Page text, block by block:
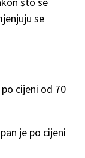
se
cijeni od 70
je po cijeni